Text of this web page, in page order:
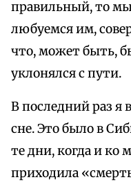
правильный, то
любуемся им,
что, может быть,
уклонялся с пути.
В последний раз я
сне. Это было в
те дни, когда и ко
приходила